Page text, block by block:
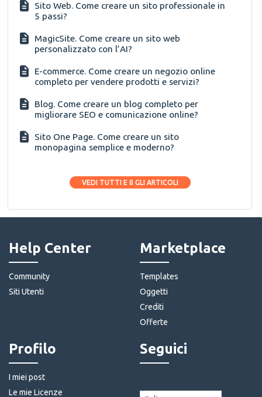
Sito Web. Come creare un sito professionale in
5 passi?
MagicSite. Come creare un sito web
personalizzato con l’AI?
E-commerce. Come creare un negozio online
completo per vendere prodotti e servizi?
Blog. Come creare un blog completo per
migliorare SEO e comunicazione online?
Sito One Page. Come creare un sito
monopagina semplice e moderno?
VEDI TUTTI E 8 GLI ARTICOLI
Help Center
Community
Siti Utenti
Marketplace
Templates
Oggetti
Crediti
Offerte
Profilo
I miei post
Le mie Licenze
Seguici